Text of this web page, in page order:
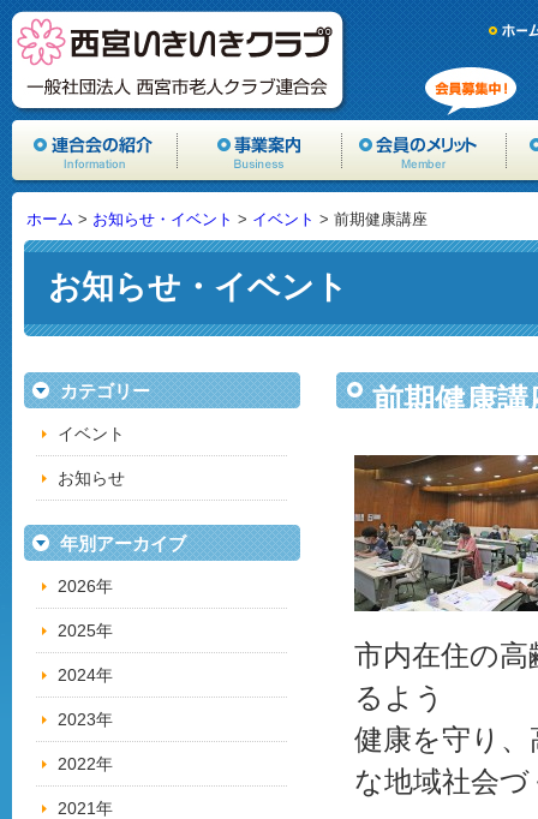
ホーム > お知らせ・イベント > イベント > 前期健康講座
お知らせ・イベント
前期健康講
市内在住の
るよう
健康を守り
な地域社会
カテゴリー
イベント
お知らせ
年別アーカイブ
2026年
2025年
2024年
2023年
2022年
2021年